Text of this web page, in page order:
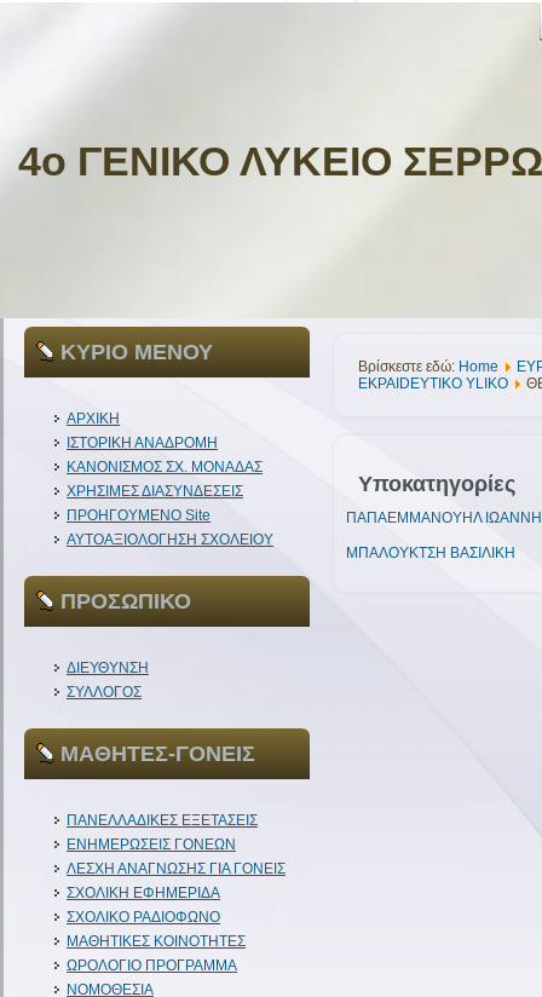
4ο ΓΕΝΙΚΟ ΛΥΚΕΙΟ
ΚΥΡΙΟ ΜΕΝΟΥ
ΑΡΧΙΚΗ
ΙΣΤΟΡΙΚΗ ΑΝΑΔΡΟΜΗ
ΚΑΝΟΝΙΣΜΟΣ ΣΧ. ΜΟΝΑΔΑΣ
ΧΡΗΣΙΜΕΣ ΔΙΑΣΥΝΔΕΣΕΙΣ
ΠΡΟΗΓΟΥΜΕΝΟ Site
ΑΥΤΟΑΞΙΟΛΟΓΗΣΗ ΣΧΟΛΕΙΟΥ
ΠΡΟΣΩΠΙΚΟ
ΔΙΕΥΘΥΝΣΗ
ΣΥΛΛΟΓΟΣ
ΜΑΘΗΤΕΣ-ΓΟΝΕΙΣ
ΠΑΝΕΛΛΑΔΙΚΕΣ ΕΞΕΤΑΣΕΙΣ
ΕΝΗΜΕΡΩΣΕΙΣ ΓΟΝΕΩΝ
ΛΕΣΧΗ ΑΝΑΓΝΩΣΗΣ ΓΙΑ ΓΟΝΕΙΣ
ΣΧΟΛΙΚΗ ΕΦΗΜΕΡΙΔΑ
ΣΧΟΛΙΚΟ ΡΑΔΙΟΦΩΝΟ
ΜΑΘΗΤΙΚΕΣ ΚΟΙΝΟΤΗΤΕΣ
ΩΡΟΛΟΓΙΟ ΠΡΟΓΡΑΜΜΑ
ΝΟΜΟΘΕΣΙΑ
Βρίσκεστε εδώ: Home
EKPAIDEYTIKO YLIKO
Υποκατηγορίες
ΠΑΠΑΕΜΜΑΝΟΥΗΛ
ΜΠΑΛΟΥΚΤΣΗ ΒΑΣΙΛΙΚΗ